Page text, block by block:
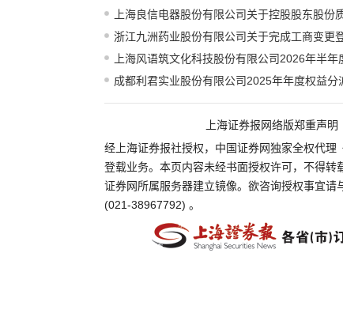
上海良信电器股份有限公司关于控股股东股份
浙江九洲药业股份有限公司关于完成工商变更
上海风语筑文化科技股份有限公司2026年半年
成都利君实业股份有限公司2025年年度权益分
上海证券报网络版郑重声明
经上海证券报社授权，中国证券网独家全权代理
登载业务。本页内容未经书面授权许可，不得转
证券网所属服务器建立镜像。欲咨询授权事宜请
(021-38967792) 。